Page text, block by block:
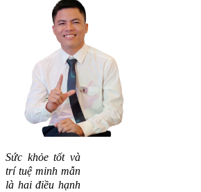
Sức khỏe tốt và
trí tuệ minh mẫn
là hai điều hạnh